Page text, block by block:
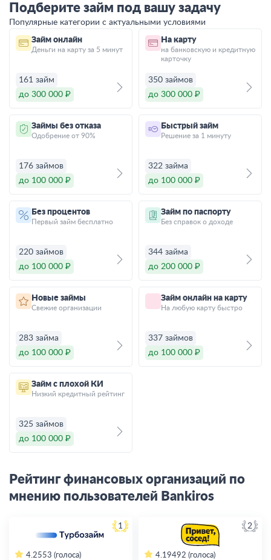
Подберите займ под вашу задачу
Популярные категории с актуальными условиями
Займ онлайн
Деньги на карту за 5 минут
161 займ
до 300 000 ₽
На карту
на банковскую и кредитную
карточку
350 займов
до 300 000 ₽
Займы без отказа
Одобрение от 90%
176 займов
до 100 000 ₽
Быстрый займ
Решение за 1 минуту
322 займа
до 100 000 ₽
Без процентов
Первый займ бесплатно
220 займов
до 100 000 ₽
Займ по паспорту
Без справок о доходе
344 займа
до 200 000 ₽
Новые займы
Свежие организации
283 займа
до 100 000 ₽
Займ онлайн на карту
На любую карту быстро
337 займов
до 100 000 ₽
Займ с плохой КИ
Низкий кредитный рейтинг
325 займов
до 100 000 ₽
Рейтинг финансовых организаций по
мнению пользователей Bankiros
1
4.2553 (голоса)
2
4.19492 (голоса)